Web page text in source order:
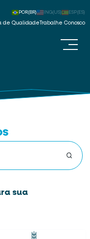
de Qualidade Trabalhe Conosco
POR(BR) ING(US) ESP(ES)
sua